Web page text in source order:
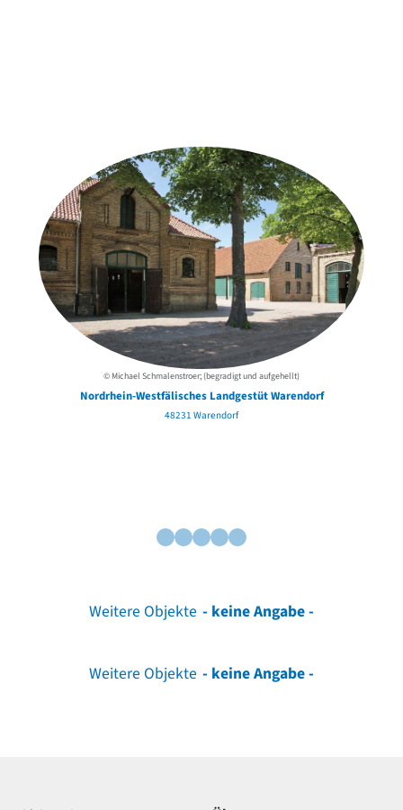
© Michael Schmalenstroer; (begradigt und aufgehellt)
Nordrhein-Westfälisches Landgestüt Warendorf
48231 Warendorf
Weitere Objekte - keine Angabe -
Weitere Objekte - keine Angabe -